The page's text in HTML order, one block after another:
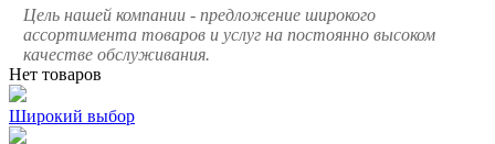
Цель нашей компании - предложение широкого
ассортимента товаров и услуг на постоянно высоком
качестве обслуживания.
Нет товаров
Широкий выбор